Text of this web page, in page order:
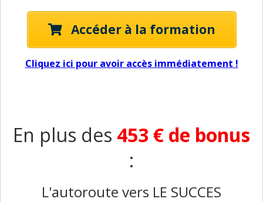
Accéder à la formation
Cliquez ici pour avoir accès immédiatement !
En plus des 453 € de bonus
:
L'autoroute vers LE SUCCES